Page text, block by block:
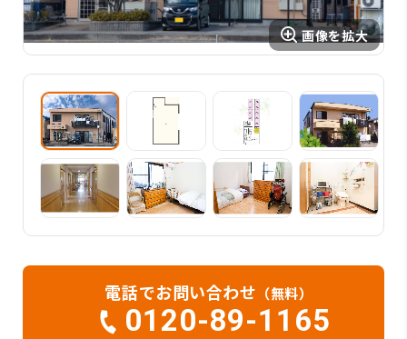
電話でお問い合わせ （無料）
0120-89-1165